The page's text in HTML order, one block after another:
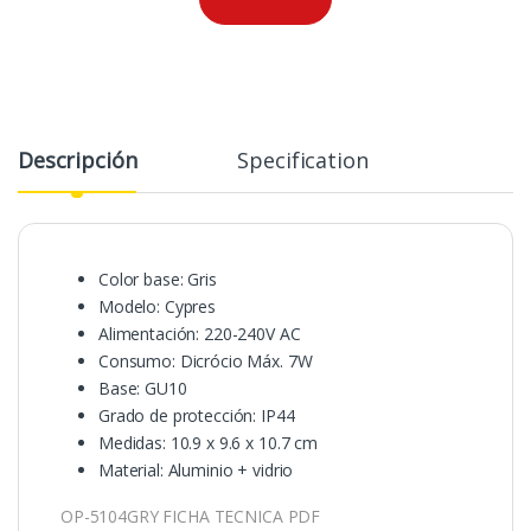
Descripción Specification
Color base: Gris
Modelo: Cypres
Alimentación: 220-240V AC
Consumo: Dicrócio Máx. 7W
Base: GU10
Grado de protección: IP44
Medidas: 10.9 x 9.6 x 10.7 cm
Material: Aluminio + vidrio
OP-5104GRY FICHA TECNICA PDF